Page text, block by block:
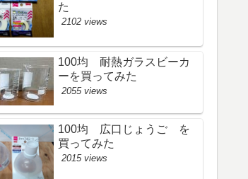
た
2102 views
100均 耐熱ガラスビーカ
ーを買ってみた
2055 views
100均 広口じょうご を
買ってみた
2015 views